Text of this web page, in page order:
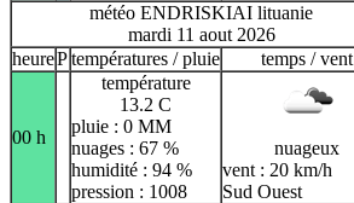
météo ENDRISKIAI lituanie
mardi 11 aout 2026
heurePtempératures / pluie temps / vent
00 h
température
13.2 C
pluie : 0 MM
nuages : 67 %
humidité : 94 %
pression : 1008
nuageux
vent : 20 km/h
Sud Ouest